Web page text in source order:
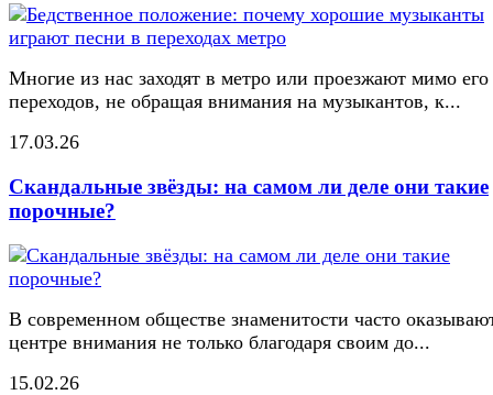
Многие из нас заходят в метро или проезжают мимо его
переходов, не обращая внимания на музыкантов, к...
17.03.26
Скандальные звёзды: на самом ли деле они такие
порочные?
В современном обществе знаменитости часто
центре внимания не только благодаря своим до...
15.02.26